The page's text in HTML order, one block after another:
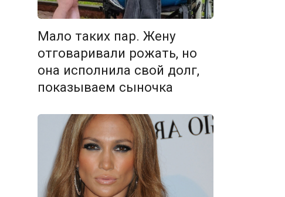
Мало таких пар. Жену
отговаривали рожать, но
она исполнила свой долг,
показываем сыночка